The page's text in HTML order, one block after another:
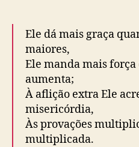
Ele dá mais graça
maiores,
Ele manda mais
aumenta;
À aflição extra Ele
misericórdia,
Às provações
multiplicada.